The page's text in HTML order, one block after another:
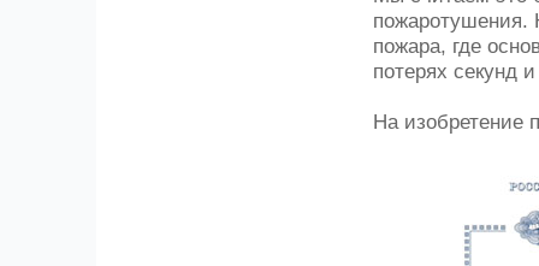
пожаротушения.
пожара, где
потерях секунд
На изобретение